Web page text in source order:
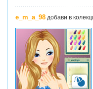
e_m_a_98 добави в